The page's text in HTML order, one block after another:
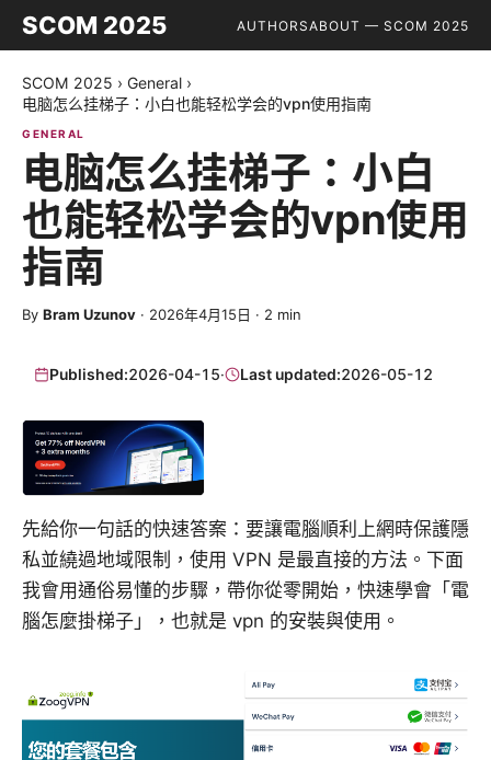
SCOM 2025 AUTHORSABOUT — SCOM 2025
SCOM 2025 › General ›
电脑怎么挂梯子：小白也能轻松学会的vpn使用指南
GENERAL
电脑怎么挂梯子：小白
也能轻松学会的vpn使用
指南
By Bram Uzunov · 2026年4月15日 · 2 min
Published:2026-04-15· Last updated:2026-05-12
先給你一句話的快速答案：要讓電腦順利上網時保護隱
私並繞過地域限制，使用 VPN 是最直接的方法。下面
我會用通俗易懂的步驟，帶你從零開始，快速學會「電
腦怎麼掛梯子」，也就是 vpn 的安裝與使用。